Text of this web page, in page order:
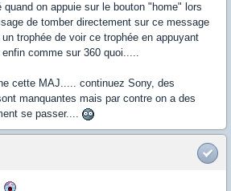
on appuie sur le bouton "home" lors
de tomber directement sur ce message
trophée de voir ce trophée en appuyant
comme sur 360 quoi.....
cette MAJ..... continuez Sony, des
manquantes mais par contre on a des
se passer....